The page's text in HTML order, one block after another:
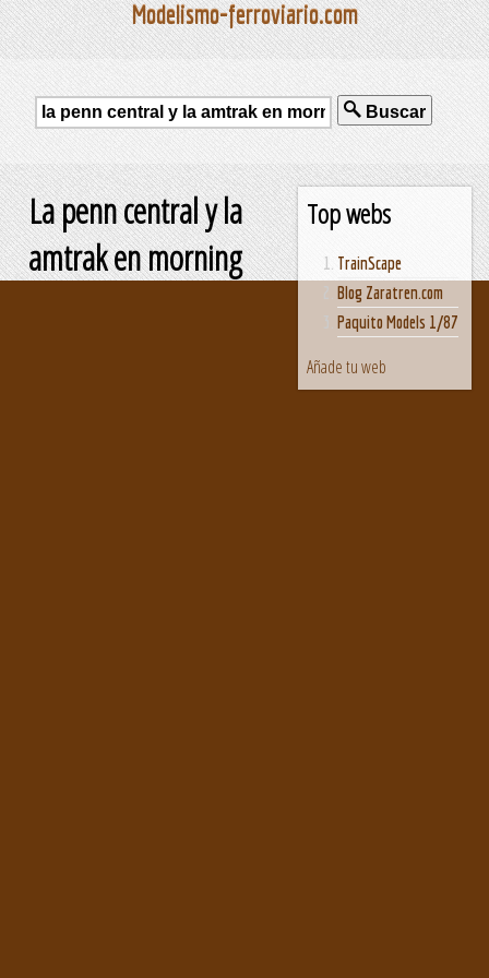
Modelismo-ferroviario.com
Buscar
Top webs
TrainScape
Blog Zaratren.com
Paquito Models 1/87
Añade tu web
La penn central y la
amtrak en morning